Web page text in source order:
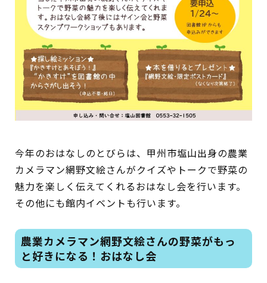
今年のおはなしのとびらは、甲州市塩山出身の農業
カメラマン網野文絵さんがクイズやトークで野菜の
魅力を楽しく伝えてくれるおはなし会を行います。
その他にも館内イベントも行います。
農業カメラマン網野文絵さんの野菜がもっ
と好きになる！おはなし会
申請書ダウンロード
インターネットサービス
蔵書検索・マイページ
こどもの図書館
キャラクター
図書館
としょかん
のおしごと
おはなし会
かい